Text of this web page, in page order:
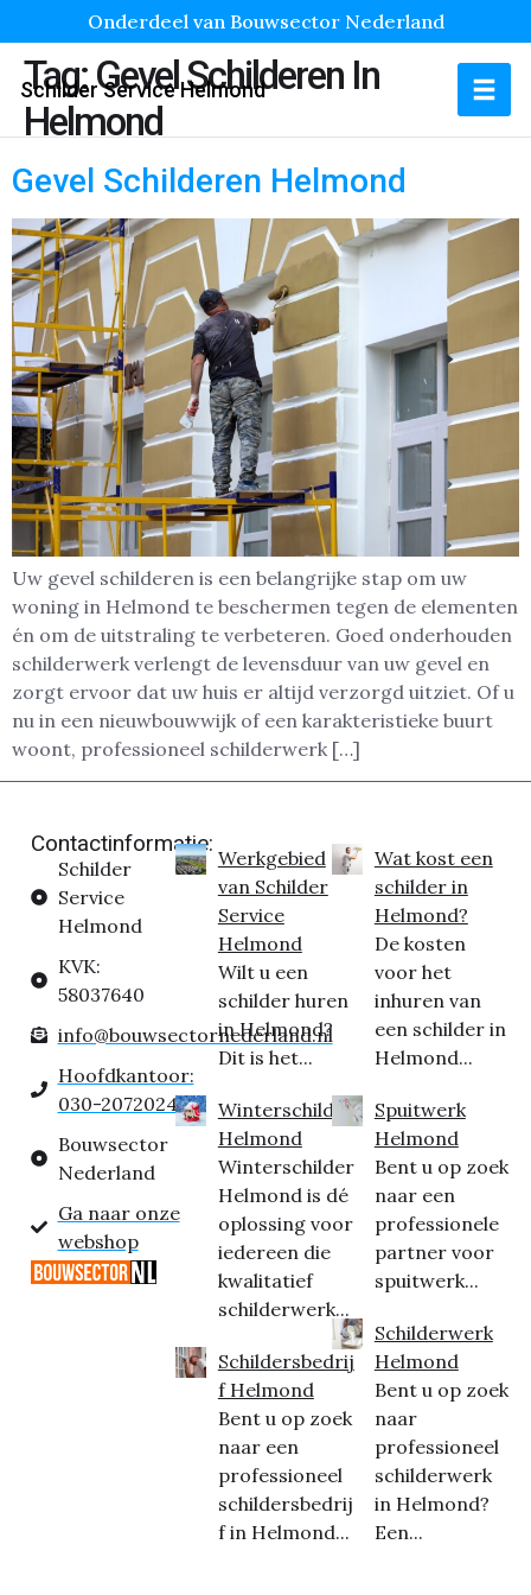
Onderdeel van Bouwsector Nederland
Schilder Service Helmond
Tag:Gevel Schilderen In
Helmond
Gevel Schilderen Helmond
Uw gevel schilderen is een belangrijke stap om uw
woning in Helmond te beschermen tegen de elementen
én om de uitstraling te verbeteren. Goed onderhouden
schilderwerk verlengt de levensduur van uw gevel en
zorgt ervoor dat uw huis er altijd verzorgd uitziet. Of u
nu in een nieuwbouwwijk of een karakteristieke buurt
woont, professioneel schilderwerk […]
Contactinformatie:
Schilder
Service
Helmond
KVK:
58037640
info@bouwsectornederland.nl
Hoofdkantoor:
030-2072024
Bouwsector
Nederland
Ga naar onze
webshop
Werkgebied
van Schilder
Service
Helmond
Wilt u een
schilder huren
in Helmond?
Dit is het...
Winterschilder
Helmond
Winterschilder
Helmond is dé
oplossing voor
iedereen die
kwalitatief
schilderwerk...
Schildersbedrij
f Helmond
Bent u op zoek
naar een
professioneel
schildersbedrij
f in Helmond...
Wat kost een
schilder in
Helmond?
De kosten
voor het
inhuren van
een schilder in
Helmond...
Spuitwerk
Helmond
Bent u op zoek
naar een
professionele
partner voor
spuitwerk...
Schilderwerk
Helmond
Bent u op zoek
naar
professioneel
schilderwerk
in Helmond?
Een...